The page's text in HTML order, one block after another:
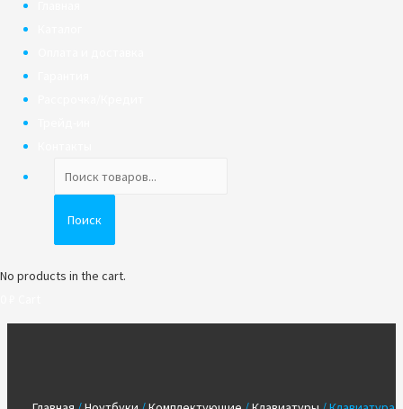
товаров
Поиск
No products in the cart.